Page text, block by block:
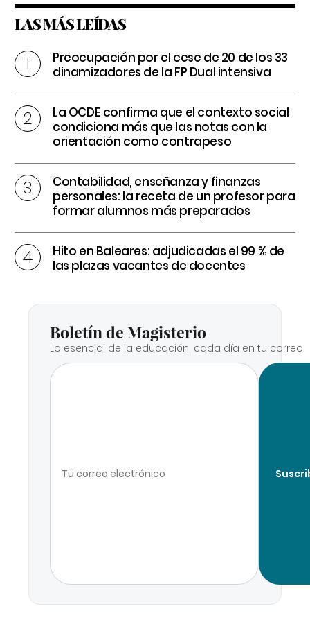
LAS MÁS LEÍDAS
Preocupación por el cese de 20 de los 33
dinamizadores de la FP Dual intensiva
La OCDE confirma que el contexto social
condiciona más que las notas con la
orientación como contrapeso
Contabilidad, enseñanza y finanzas
personales: la receta de un profesor para
formar alumnos más preparados
Hito en Baleares: adjudicadas el 99 % de
las plazas vacantes de docentes
Boletín de Magisterio
Lo esencial de la educación, cada día en tu correo.